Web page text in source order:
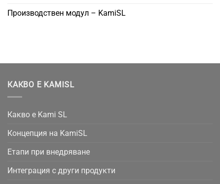
Производствен модул – KamiSL
КАКВО Е KAMISL
Какво е Kami SL
Концепция на KamiSL
Етапи при внедряване
Интеграция с други продукти